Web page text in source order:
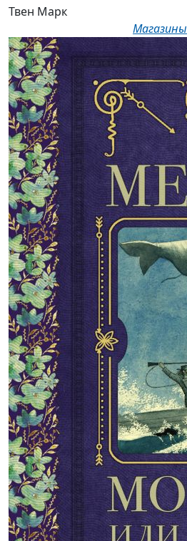
Твен Марк
Магазины